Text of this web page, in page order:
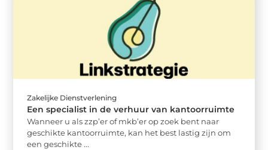
Zakelijke Dienstverlening
Een specialist in de verhuur van kantoorruimte
Wanneer u als zzp’er of mkb’er op zoek bent naar
geschikte kantoorruimte, kan het best lastig zijn om
een geschikte ...